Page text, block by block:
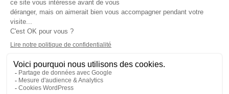
Contactez-nous-Mentions légales-CGV-Politique de
confidentialité-Gestion des cookies